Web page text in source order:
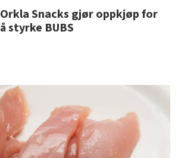
Orkla Snacks gjør oppkjøp for
å styrke BUBS